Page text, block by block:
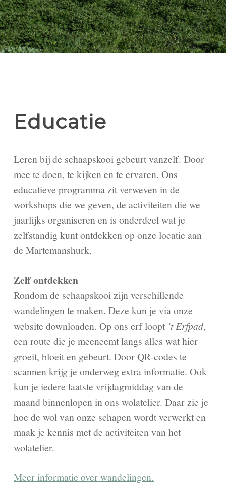
Educatie
Leren bij de schaapskooi gebeurt vanzelf. Door
mee te doen, te kijken en te ervaren. Ons
educatieve programma zit verweven in de
workshops die we geven, de activiteiten die we
jaarlijks organiseren en is onderdeel wat je
zelfstandig kunt ontdekken op onze locatie aan
de Martemanshurk.
Zelf ontdekken
Rondom de schaapskooi zijn verschillende
wandelingen te maken. Deze kun je via onze
website downloaden. Op ons erf loopt ’t Erfpad,
een route die je meeneemt langs alles wat hier
groeit, bloeit en gebeurt. Door QR-codes te
scannen krijg je onderweg extra informatie. Ook
kun je iedere laatste vrijdagmiddag van de
maand binnenlopen in ons wolatelier. Daar zie je
hoe de wol van onze schapen wordt verwerkt en
maak je kennis met de activiteiten van het
wolatelier.
Meer informatie over wandelingen.